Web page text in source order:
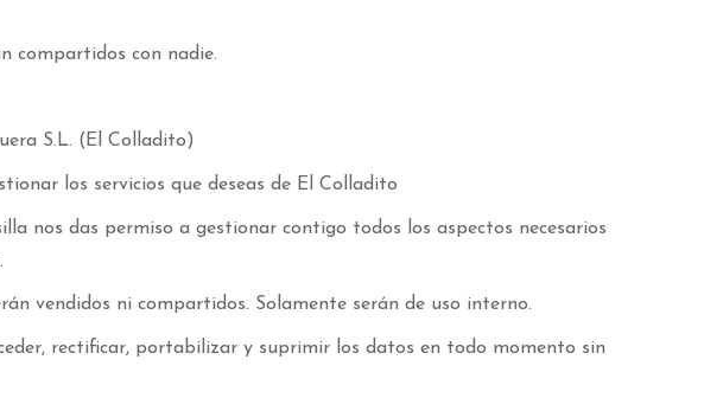
compartidos con nadie.
S.L. (El Colladito)
los servicios que deseas de El Colladito
nos das permiso a gestionar contigo todos los aspectos necesarios
vendidos ni compartidos. Solamente serán de uso interno.
rectificar, portabilizar y suprimir los datos en todo momento sin